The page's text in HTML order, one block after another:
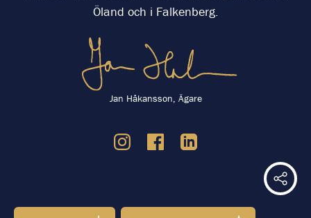
Dela
Öland och i Falkenberg.
Jan Håkansson, Ägare
-----------------------------------------------------------------------------------------